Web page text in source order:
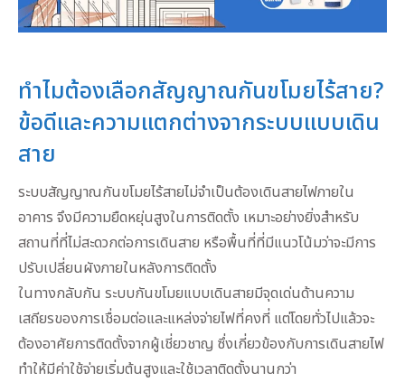
ทำไมต้องเลือกสัญญาณกันขโมยไร้สาย?
ข้อดีและความแตกต่างจากระบบแบบเดิน
สาย
ระบบสัญญาณกันขโมยไร้สายไม่จำเป็นต้องเดินสายไฟภายใน
อาคาร จึงมีความยืดหยุ่นสูงในการติดตั้ง เหมาะอย่างยิ่งสำหรับ
สถานที่ที่ไม่สะดวกต่อการเดินสาย หรือพื้นที่ที่มีแนวโน้มว่าจะมีการ
ปรับเปลี่ยนผังภายในหลังการติดตั้ง
ในทางกลับกัน ระบบกันขโมยแบบเดินสายมีจุดเด่นด้านความ
เสถียรของการเชื่อมต่อและแหล่งจ่ายไฟที่คงที่ แต่โดยทั่วไปแล้วจะ
ต้องอาศัยการติดตั้งจากผู้เชี่ยวชาญ ซึ่งเกี่ยวข้องกับการเดินสายไฟ
ทำให้มีค่าใช้จ่ายเริ่มต้นสูงและใช้เวลาติดตั้งนานกว่า